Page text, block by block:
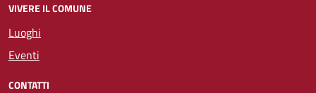
VIVERE IL COMUNE
Luoghi
Eventi
CONTATTI